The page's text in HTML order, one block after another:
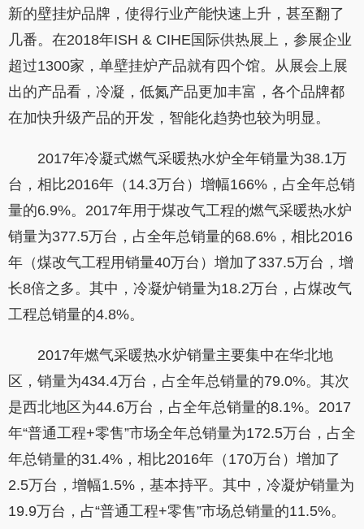
新的壁挂炉品牌，使得行业产能快速上升，甚至翻了
几番。在2018年ISH & CIHE国际供热展上，参展企业
超过1300家，单壁挂炉产品就有四个馆。从展会上展
出的产品看，冷凝，低氮产品更加丰富，各个品牌都
在加快升级产品的开发，智能化趋势也较为明显。
2017年冷凝式燃气采暖热水炉全年销量为38.1万
台，相比2016年（14.3万台）增幅166%，占全年总销
量的6.9%。2017年用于煤改气工程的燃气采暖热水炉
销量为377.5万台，占全年总销量的68.6%，相比2016
年（煤改气工程用销量40万台）增加了337.5万台，增
长8倍之多。其中，冷凝炉销量为18.2万台，占煤改气
工程总销量的4.8%。
2017年燃气采暖热水炉销量主要集中在华北地
区，销量为434.4万台，占全年总销量的79.0%。其次
是西北地区为44.6万台，占全年总销量的8.1%。2017
年“普通工程+零售”市场全年总销量为172.5万台，占全
年总销量的31.4%，相比2016年（170万台）增加了
2.5万台，增幅1.5%，基本持平。其中，冷凝炉销量为
19.9万台，占“普通工程+零售”市场总销量的11.5%。